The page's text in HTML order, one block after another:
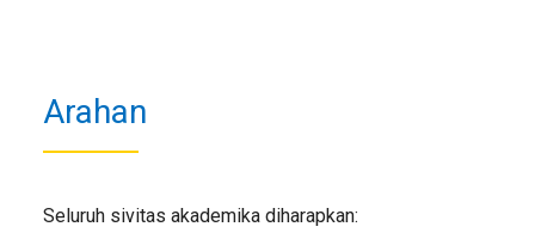
Arahan
Seluruh sivitas akademika diharapkan: